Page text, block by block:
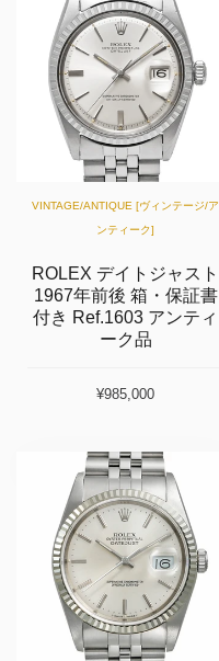
VINTAGE/ANTIQUE [ヴィンテージ/ア
ンティーク]
ROLEX デイトジャスト
1967年前後 箱・保証書
付き Ref.1603 アンティ
ーク品
¥985,000